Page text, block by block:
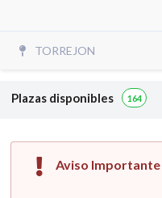
TORREJON
Plazas disponibles 164
Aviso Importante